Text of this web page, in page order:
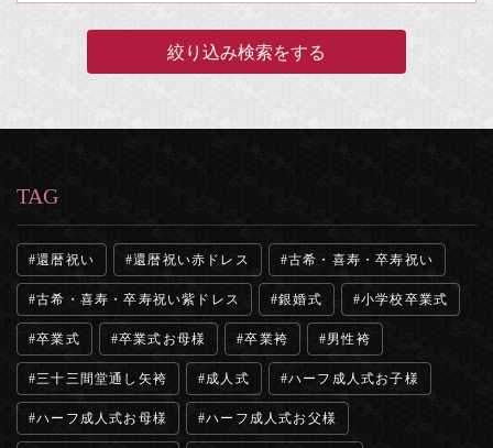
TAG
還暦祝い 還暦祝い赤ドレス 古希・喜寿・卒寿祝い
古希・喜寿・卒寿祝い紫ドレス 銀婚式 小学校卒業式
卒業式 卒業式お母様 卒業袴 男性袴
三十三間堂通し矢袴 成人式 ハーフ成人式お子様
ハーフ成人式お母様 ハーフ成人式お父様